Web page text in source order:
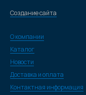
Создание сайта
О компании
Каталог
Новости
Доставка и оплата
Контактная информация